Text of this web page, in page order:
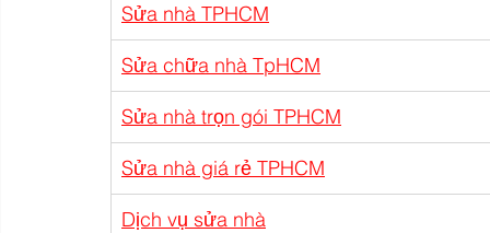
Sửa nhà TPHCM
Sửa chữa nhà TpHCM
Sửa nhà trọn gói TPHCM
Sửa nhà giá rẻ TPHCM
Dịch vụ sửa nhà